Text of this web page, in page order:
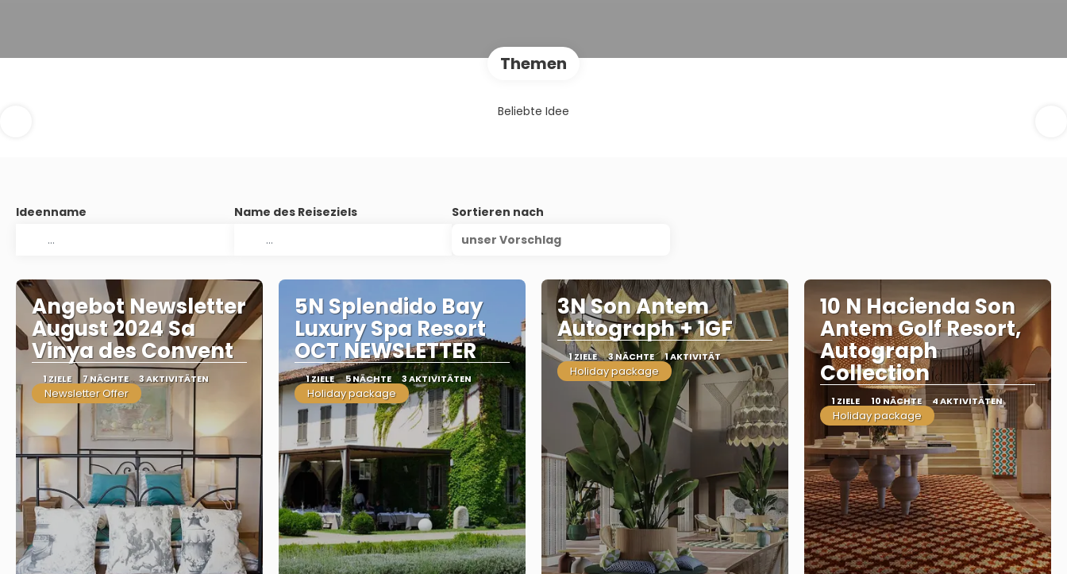
Themen
Beliebte Idee
Ideenname Name des Reiseziels
Sortieren nach
unser Vorschlag
Angebot Newsletter
August 2024 Sa
Vinya des Convent
1 ZIELE 7 NÄCHTE 3 AKTIVITÄTEN
Newsletter Offer
5N Splendido Bay
Luxury Spa Resort
OCT NEWSLETTER
1 ZIELE 5 NÄCHTE 3 AKTIVITÄTEN
Holiday package
3N Son Antem
Autograph + 1GF
1 ZIELE 3 NÄCHTE 1 AKTIVITÄT
Holiday package
10 N Hacienda Son
Antem Golf Resort,
Autograph
Collection
1 ZIELE 10 NÄCHTE 4 AKTIVITÄTEN
Holiday package